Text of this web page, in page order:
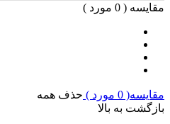
مقایسه ( 0 مورد )
مقایسه( 0 مورد ) حذف همه
بازگشت به بالا